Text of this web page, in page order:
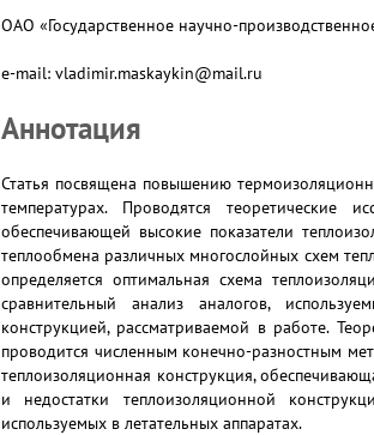
ОАО «Государственное научно-
e-mail: vladimir.maskaykin@mail.ru
Аннотация
Статья посвящена повышению
температурах. Проводятся теоретические
обеспечивающей высокие показатели
теплообмена различных многослойных схем
определяется оптимальная схема
сравнительный анализ аналогов,
конструкцией, рассматриваемой в работе.
проводится численным конечно-разностным
теплоизоляционная конструкция,
и недостатки теплоизоляционной
используемых в летательных аппаратах.